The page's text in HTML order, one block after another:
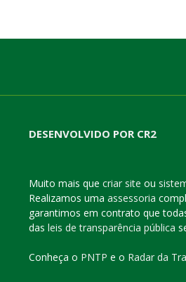
DESENVOLVIDO POR CR2
Muito mais que criar site ou
Realizamos uma assessoria
garantimos em contrato que
das leis de transparência pública
Conheça o PNTP e o Radar da